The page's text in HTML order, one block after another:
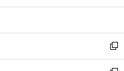
開
ウ
開
く
ン
ウ
で
開
ウ
ン
ド
ウ
新
し